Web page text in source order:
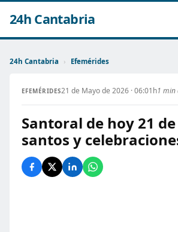
24h Cantabria
24h Cantabria › Efemérides
EFEMÉRIDES21 de Mayo de 2026 · 06:01h1 min
Santoral de hoy 21
santos y